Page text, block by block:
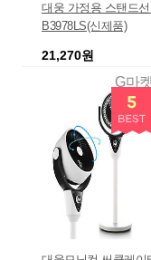
대웅 가정용 스탠드
B3978LS(신제품)
21,270원
G마켓